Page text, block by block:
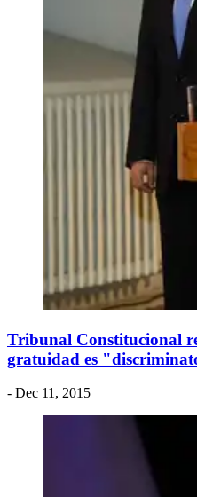
Tribunal Constitucional
gratuidad es
- Dec 11, 2015